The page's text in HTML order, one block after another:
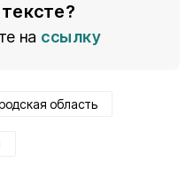
на ссылку
область